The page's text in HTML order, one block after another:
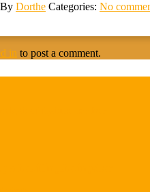
By Dorthe Categories: No
in to post a comment.